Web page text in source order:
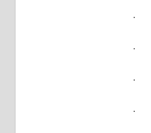
.
.
.
.